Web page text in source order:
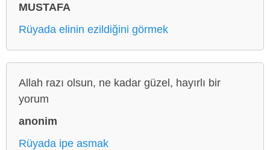
MUSTAFA
Rüyada elinin ezildiğini görmek
Allah razı olsun, ne kadar güzel, hayırlı bir
yorum
anonim
Rüyada ipe asmak